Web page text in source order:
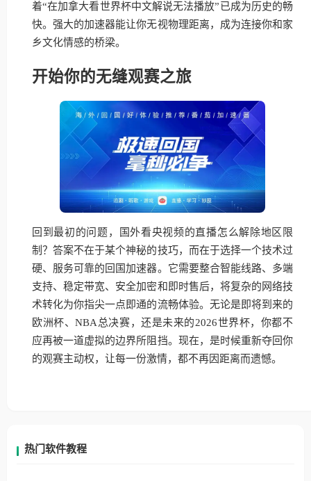
着“在加拿大看世界杯中文解说无法播放”已成为历史的畅
快。强大的加速器能让你无视物理距离，成为连接你和家
乡文化情感的桥梁。
开始你的无缝观赛之旅
回到最初的问题，国外看央视频的直播怎么解除地区限
制？答案不在于某个神秘的技巧，而在于选择一个技术过
硬、服务可靠的回国加速器。它需要整合智能线路、多端
支持、稳定带宽、安全加密和即时售后，将复杂的网络技
术转化为你指尖一点即通的流畅体验。无论是即将到来的
欧洲杯、NBA总决赛，还是未来的2026世界杯，你都不
应再被一道虚拟的边界所阻挡。现在，是时候重新夺回你
的观赛主动权，让每一份激情，都不再因距离而遗憾。
热门软件教程